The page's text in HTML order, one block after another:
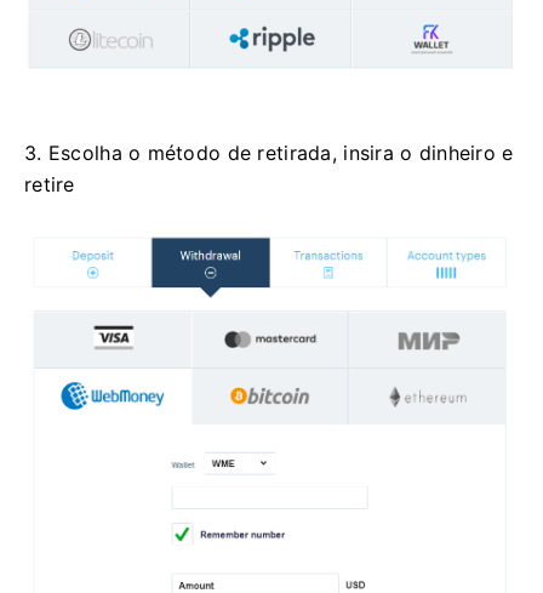
3. Escolha o método de retirada, insira o dinheiro e
retire